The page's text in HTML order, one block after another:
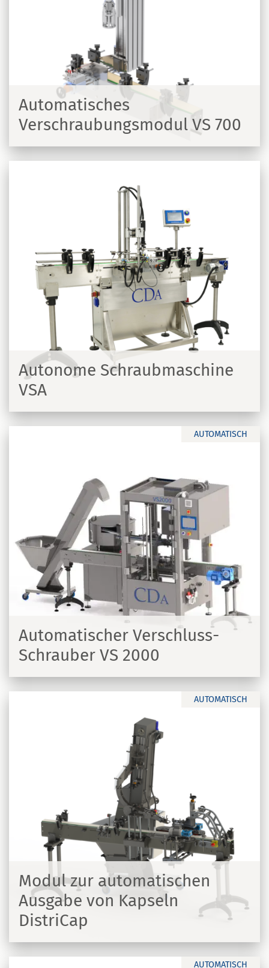
Automatisches
Verschraubungsmodul VS 700
Autonome Schraubmaschine
VSA
AUTOMATISCH
Automatischer Verschluss-
Schrauber VS 2000
AUTOMATISCH
Modul zur automatischen
Ausgabe von Kapseln
DistriCap
AUTOMATISCH